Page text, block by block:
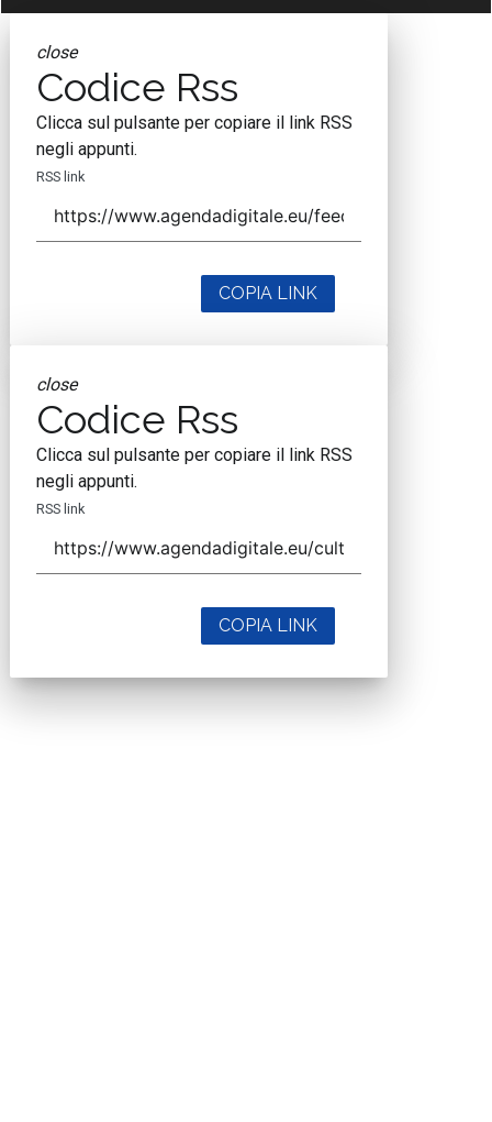
close
Codice Rss
Clicca sul pulsante per copiare il link RSS
negli appunti.
RSS link
COPIA LINK
close
Codice Rss
Clicca sul pulsante per copiare il link RSS
negli appunti.
RSS link
COPIA LINK